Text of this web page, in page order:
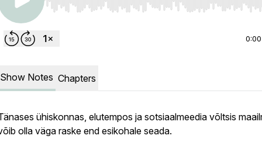
Use Left/Right to seek, Home/End to jump to start
0:00
Show Notes Chapters
ühiskonnas, elutempos ja sotsiaalmeedia võltsis
olla väga raske end esikohale seada.